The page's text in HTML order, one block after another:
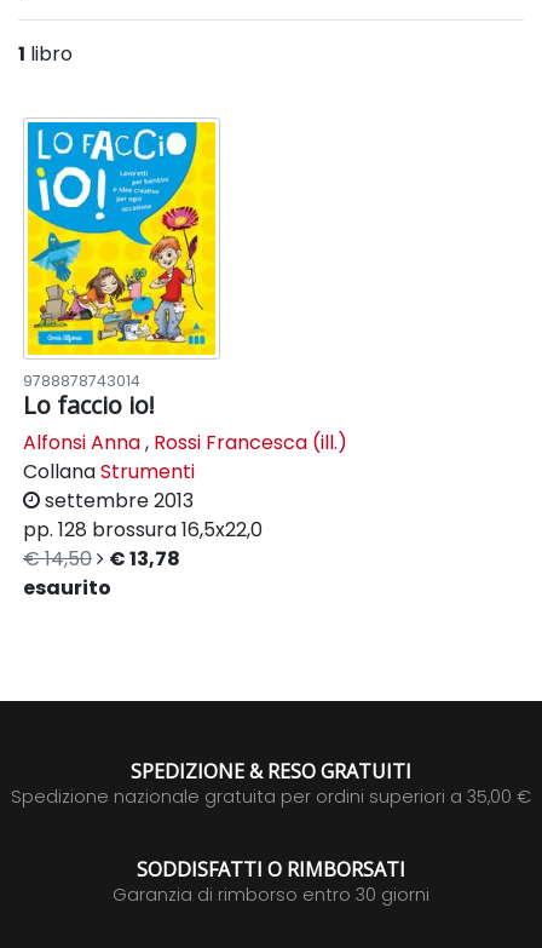
1 libro
9788878743014
Lo faccio io!
Alfonsi Anna, Rossi Francesca (ill.)
CollanaStrumenti
settembre 2013
pp. 128 brossura16,5x22,0
€ 14,50
€ 13,78
esaurito
SPEDIZIONE & RESO GRATUITI
Spedizione nazionale gratuita per ordini superiori a 35,00 €
SODDISFATTI O RIMBORSATI
Garanzia di rimborso entro 30 giorni